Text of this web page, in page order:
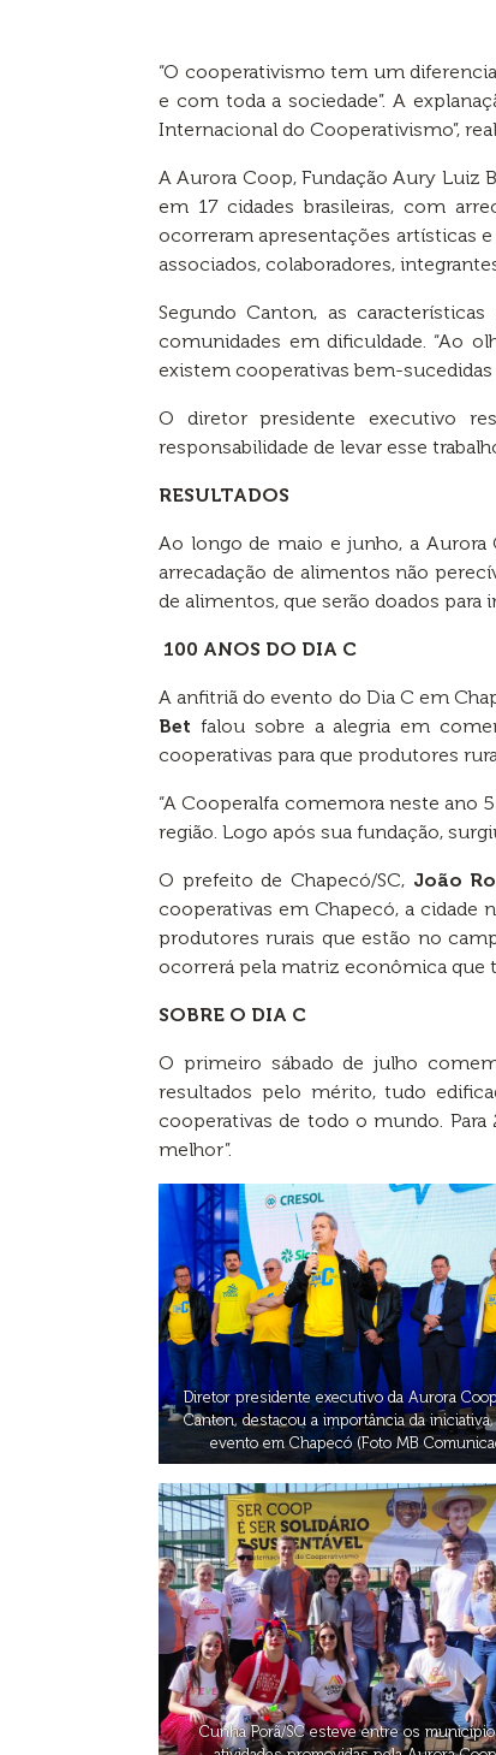
“O cooperativismo tem um
e com toda a sociedade”. A
Internacional do Cooperativismo”,
A Aurora Coop, Fundação Aury Luiz
em 17 cidades brasileiras, com
ocorreram apresentações artísticas
associados, colaboradores,
Segundo Canton, as
comunidades em dificuldade. “Ao
existem cooperativas bem-sucedidas
O diretor presidente executivo
responsabilidade de levar esse
RESULTADOS
Ao longo de maio e junho, a Aurora
arrecadação de alimentos não
de alimentos, que serão doados para
100 ANOS DO DIA C
A anfitriã do evento do Dia C em
Bet falou sobre a alegria em
cooperativas para que produtores
“A Cooperalfa comemora neste ano
região. Logo após sua fundação,
O prefeito de Chapecó/SC, João
cooperativas em Chapecó, a cidade
produtores rurais que estão no
ocorrerá pela matriz econômica que
SOBRE O DIA C
O primeiro sábado de julho
resultados pelo mérito, tudo
cooperativas de todo o mundo.
melhor”.
Diretor presidente executivo da Aurora
Canton, destacou a importância da
evento em Chapecó (Foto MB
Cunha Porã/SC esteve entre os